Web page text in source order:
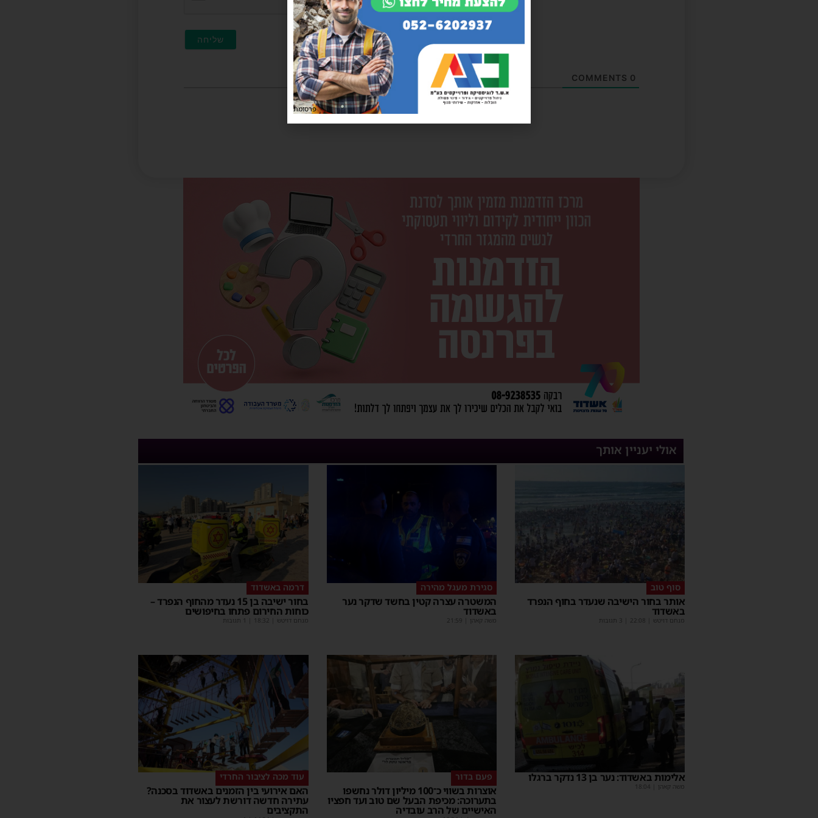
0
אולי יעניין אותך
סוף טוב
אותר בחור הישיבה שנעדר בחוף הנפרד
באשדוד
מנחם דויטש 22:08
סגירת מעגל מהירה
המשטרה עצרה קטין בחשד שדקר נער
באשדוד
משה קאהן 21:59
דרמה באשדוד
בחור ישיבה בן 15 נעדר מהחוף הנפרד –
כוחות החירום פתחו בחיפושים
מנחם דויטש 18:32
אלימות באשדוד: נער בן 13 נדקר ברגלו
משה קאהן 18:04
פעם בדור
אוצרות בשווי כ־100 מיליון דולר נחשפו
בתערוכה: מכיפת הבעל שם טוב ועד חפציו
האישיים של הרב עובדיה
עוד מכה לציבור החרדי
האם אירועי בין הזמנים באשדוד בסכנה?
עתירה חדשה דורשת לעצור את
התקציבים
פרסומת